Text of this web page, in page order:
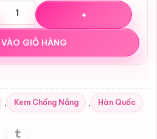
Tone Cell Fusion C Dark Spot
GIỎ HÀNG
, Kem Chống Nắng , Hàn Quốc